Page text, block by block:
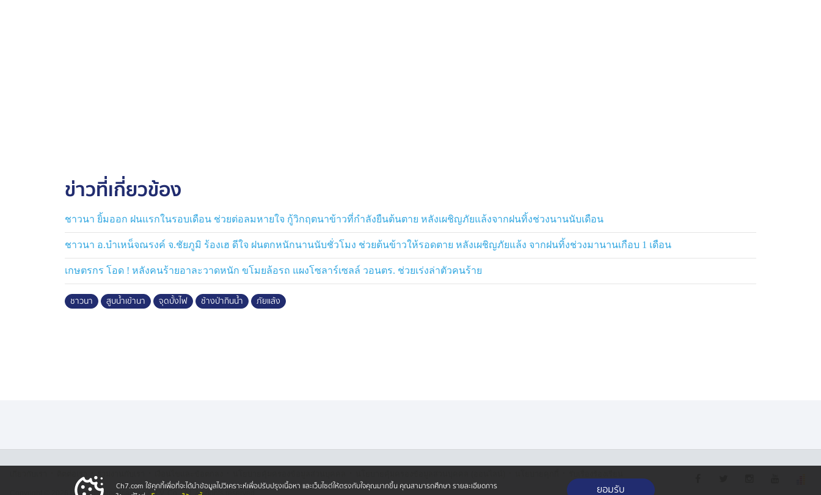
เจ้าของใจดีให้โขลงช้างป่ากินน้ำในรีสอร์ต จ.นครนายก
ปัญหาภัยแล้งไม่ได้ส่งผลกระทบต่อคนเท่านั้น ยังส่งผลกระต่อสัตว์ป่าด้วย อย่าง ตำบล
สาริกา อำเภอเมือง จังหวัดนครนายก มีเจ้าของรีสอร์ตแห่งหนึ่งใจดีมาก ปล่อยให้
โขลงช้างป่า จำนวน 25 ตัว เข้ามากินน้ำจากท่อส่งน้ำประปาในรีสอร์ตได้ตามสบาย
ส่วนท่อน้ำที่ชำรุดทางเจ้าของรีสอร์ทและทีมเฝ้าระวังช้างป่าจะซ่อมแซม
ขณะที่ชุดเฝ้าระวังช้างป่า จะคอยเฝ้าสังเกตการณ์โขลงช้างป่าให้กินน้ำจนอิ่ม แล้ว
ค่อยผลักดันช้างทั้งหมดกลับป่า เพื่อไม่สร้างความเดือดร้อนให้ชาวบ้านในพื้นที่
ข่าวที่เกี่ยวข้อง
ชาวนา ยิ้มออก ฝนแรกในรอบเดือน ช่วยต่อลมหายใจ กู้วิกฤตนาข้าวที่กำลังยืนต้นตาย หลังเผชิญภัยแล้งจากฝนทิ้งช่วงนานนับเดือน
ชาวนา อ.บำเหน็จณรงค์ จ.ชัยภูมิ ร้องเฮ ดีใจ ฝนตกหนักนานนับชั่วโมง ช่วยต้นข้าวให้รอดตาย หลังเผชิญภัยแล้ง จากฝนทิ้งช่วงมานานเกือบ 1 เดือน
เกษตรกร โอด ! หลังคนร้ายอาละวาดหนัก ขโมยล้อรถ แผงโซลาร์เซลล์ วอนตร. ช่วยเร่งล่าตัวคนร้าย
ชาวนา สูบน้ำเข้านา จุดบั้งไฟ ช้างป่ากินน้ำ ภัยแล้ง
Copyright © 2026 Bangkok Broadcasting & T.V. Co.,Ltd. All rights reserved
Ch7.com ใช้คุกกี้เพื่อที่จะได้นำข้อมูลไปวิเคราะห์เพื่อปรับปรุงเนื้อหา และเว็บไซต์ให้ตรงกับใจคุณมากขึ้น คุณสามารถศึกษา รายละเอียดการ
ยอมรับ